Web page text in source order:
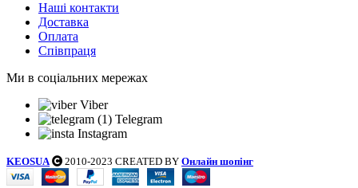
Наші контакти
Доставка
Оплата
Співпраця
Ми в соціальних мережах
Viber
Telegram
Instagram
KEOSUA 2010-2023 CREATED BY Онлайн шопінг